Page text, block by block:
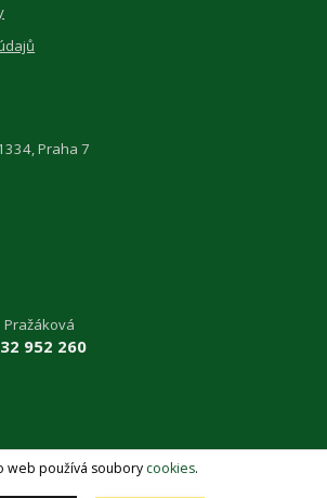
Praha 7
952 260
web používá soubory cookies.